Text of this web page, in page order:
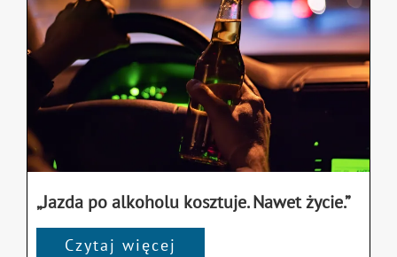
„Jazda po alkoholu kosztuje. Nawet życie.”
Czytaj więcej